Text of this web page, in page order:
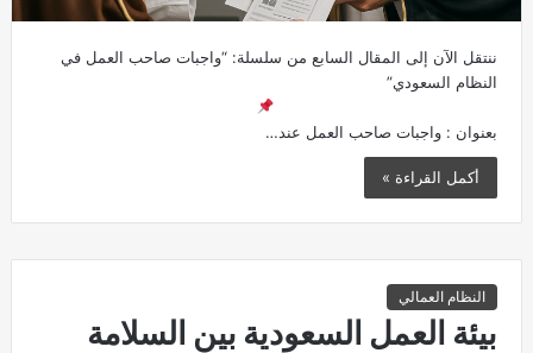
ننتقل الآن إلى المقال السابع من سلسلة: “واجبات صاحب العمل في
النظام السعودي”
بعنوان : واجبات صاحب العمل عند…
أكمل القراءة »
النظام العمالي
بيئة العمل السعودية بين السلامة